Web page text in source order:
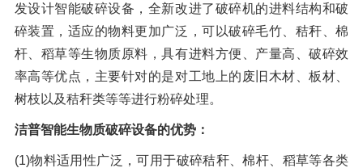
发设计智能破碎设备，全新改进了破碎机的进料结构和破
碎装置，适应的物料更加广泛，可以破碎毛竹、秸秆、棉
杆、稻草等生物质原料，具有进料方便、产量高、破碎效
率高等优点，主要针对的是对工地上的废旧木材、板材、
树枝以及秸秆类等等进行粉碎处理。
洁普智能生物质破碎设备的优势：
(1)物料适用性广泛，可用于破碎秸秆、棉杆、稻草等各类